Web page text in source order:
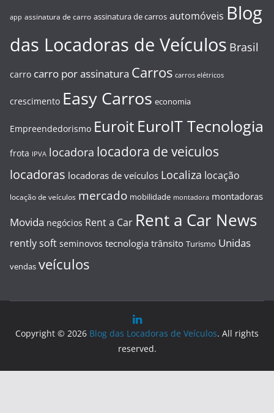
app assinatura de carro assinatura de carros automóveis Blog
das Locadoras de Veículos Brasil
carro carro por assinatura Carros carros elétricos
crescimento Easy Carros economia
Empreendedorismo Euroit EuroIT Tecnologia
frota IPVA locadora locadora de veiculos
locadoras locadoras de veículos Localiza locação
locação de veículos mercado mobilidade montadora montadoras
Movida negócios Rent a Car Rent a Car News
rently soft seminovos tecnologia trânsito Turismo Unidas
vendas veículos
Copyright © 2026 Blog das Locadoras de Veículos. All rights
reserved.